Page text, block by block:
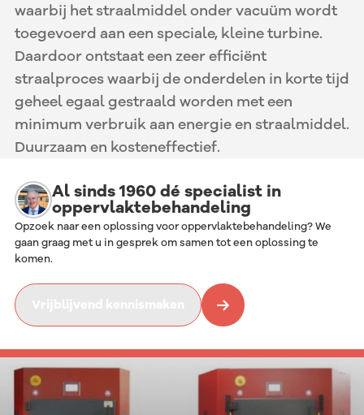
waarbij het straalmiddel onder vacuüm wordt
toegevoerd aan een speciale, kleine turbine.
Daardoor ontstaat een zeer efficiënt
straalproces waarbij de onderdelen in korte tijd
geheel egaal gestraald worden met een
minimum verbruik aan energie en straalmiddel.
Duurzaam en kosteneffectief.
Al sinds 1960 dé specialist in
oppervlaktebehandeling
Opzoek naar een oplossing voor oppervlaktebehandeling? We
gaan graag met u in gesprek om samen tot een oplossing te
komen.